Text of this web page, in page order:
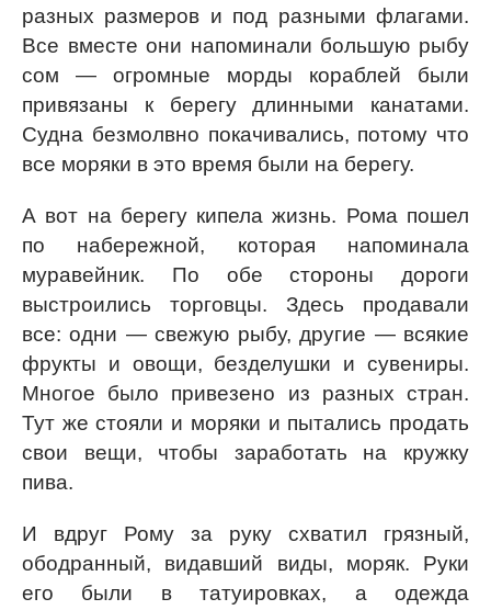
разных размеров и под разными флагами.
Все вместе они напоминали большую рыбу
сом — огромные морды кораблей были
привязаны к берегу длинными канатами.
Судна безмолвно покачивались, потому что
все моряки в это время были на берегу.
А вот на берегу кипела жизнь. Рома пошел
по набережной, которая напоминала
муравейник. По обе стороны дороги
выстроились торговцы. Здесь продавали
все: одни — свежую рыбу, другие — всякие
фрукты и овощи, безделушки и сувениры.
Многое было привезено из разных стран.
Тут же стояли и моряки и пытались продать
свои вещи, чтобы заработать на кружку
пива.
И вдруг Рому за руку схватил грязный,
ободранный, видавший виды, моряк. Руки
его были в татуировках, а одежда